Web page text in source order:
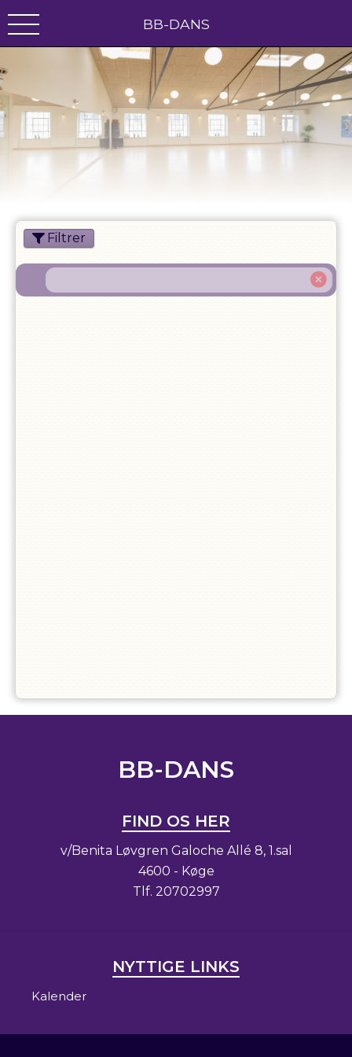
BB-DANS
Filtrer
BB-DANS
FIND OS HER
v/Benita Løvgren Galoche Allé 8, 1.sal
4600 - Køge
Tlf. 20702997
NYTTIGE LINKS
Kalender